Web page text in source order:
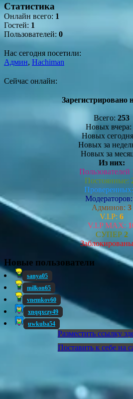
Статистика
Онлайн всего: 1
Гостей: 1
Пользователей: 0
Нас сегодня посетили:
Админ, Hachiman
Сейчас онлайн:
Зарегистрировано
Всего: 253
Новых вчера:
Новых
Новых за
Новых за
Из них:
Пользователей
Постоянные:
Проверенных:
Модераторов:
Админов: 3
V.I.P: 6
V.I.P MAX:
СУПЕР 2
Новые пользователи
sanya05
milkon65
vnemkov60
xnqqxczy49
uwkuba54
Разместить ссылку
Поставить к себе на